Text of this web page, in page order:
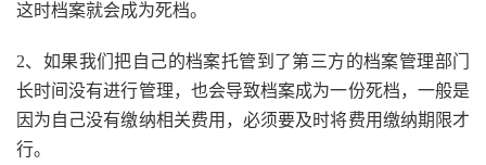
这时档案就会成为死档。
2、如果我们把自己的档案托管到了第三方的档案管理部门
长时间没有进行管理，也会导致档案成为一份死档，一般是
因为自己没有缴纳相关费用，必须要及时将费用缴纳期限才
行。